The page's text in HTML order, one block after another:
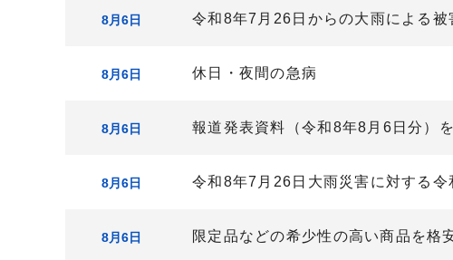
8月6日 令和8年7月26日からの大雨による被
8月6日 休日・夜間の急病
8月6日 報道発表資料（令和8年8月6日分）
8月6日 令和8年7月26日大雨災害に対する
8月6日 限定品などの希少性の高い商品を格